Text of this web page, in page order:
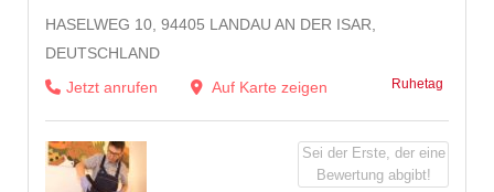
HASELWEG 10, 94405 LANDAU AN DER ISAR,
DEUTSCHLAND
Jetzt anrufen
Auf Karte zeigen Ruhetag
Sei der Erste, der eine
Bewertung abgibt!